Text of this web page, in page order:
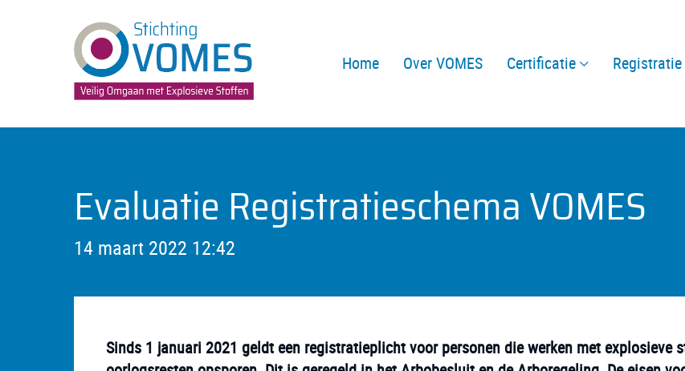
Home Over VOMES Certificatie Registratie
Evaluatie Registratieschema VOMES
14 maart 2022 12:42
Sinds 1 januari 2021 geldt een registratieplicht voor personen die werken met explosieve